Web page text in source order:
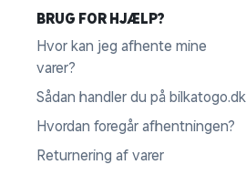
BRUG FOR HJÆLP?
Hvor kan jeg afhente mine
varer?
Sådan handler du på bilkatogo.dk
Hvordan foregår afhentningen?
Returnering af varer